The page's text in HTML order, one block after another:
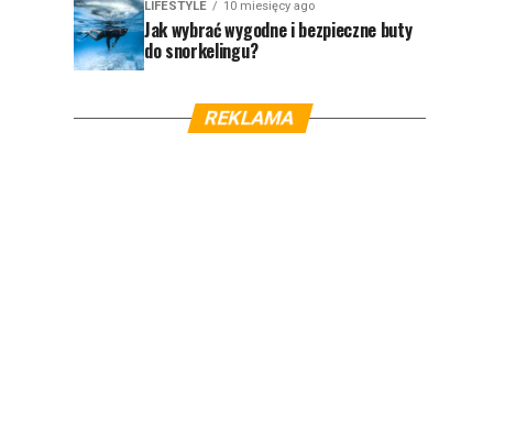
LIFESTYLE 10 miesięcy ago
Jak wybrać wygodne i bezpieczne buty
do snorkelingu?
REKLAMA